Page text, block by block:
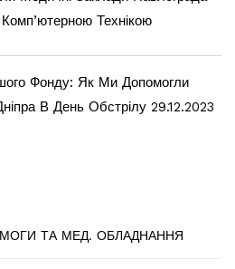
Технікою
Фонду: Як Ми Допомогли
В День Обстрілу 29.12.2023
ТА МЕД. ОБЛАДНАННЯ